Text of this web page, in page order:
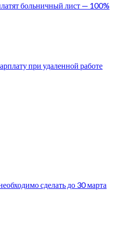
больничный лист — 100%
при удаленной работе
сделать до 30 марта